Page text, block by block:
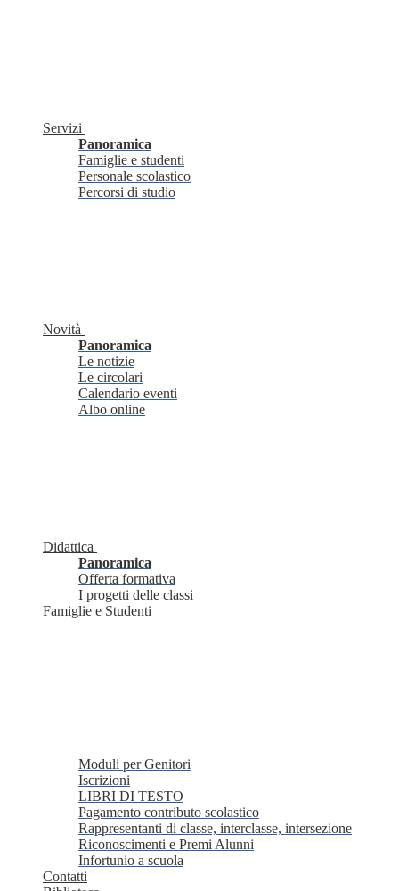
Servizi
Panoramica
Famiglie e studenti
Personale scolastico
Percorsi di studio
Novità
Panoramica
Le notizie
Le circolari
Calendario eventi
Albo online
Didattica
Panoramica
Offerta formativa
I progetti delle classi
Famiglie e Studenti
Moduli per Genitori
Iscrizioni
LIBRI DI TESTO
Pagamento contributo scolastico
Rappresentanti di classe, interclasse, intersezione
Riconoscimenti e Premi Alunni
Infortunio a scuola
Contatti